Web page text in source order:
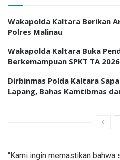
Wakapolda Kaltara Berikan
Polres Malinau
Wakapolda Kaltara Buka
Berkemampuan SPKT TA
Dirbinmas Polda Kaltara
Lapang, Bahas Kamtibmas
“Kami ingin memastikan